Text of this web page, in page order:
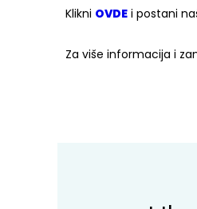
Klikni OVDE i postani
Za više informacija i